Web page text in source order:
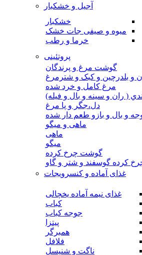
آجیل و خشکبار
خشکبار
میوه و صیفی جات خشک
خرما و رطب
پروتئینی
گوشت مرغ و پرندگان
و بلدرچین و کبک و شترمرغ
مرغ کامل و خرد شده
( ران و سينه و بال و فيله)
دل،جگر و پا مرغ
و بال و بازو طعم دار شده
ماهی و میگو
ماهی
میگو
گوشت چرخ کرده
کرده گوسفند و شتر و گاو
غذای آماده و کنسرویجات
غذای نیمه آماده یخچالی
کباب
جوجه کباب
پیتزا
همبرگر
فلافل
ناگت و شنیسل